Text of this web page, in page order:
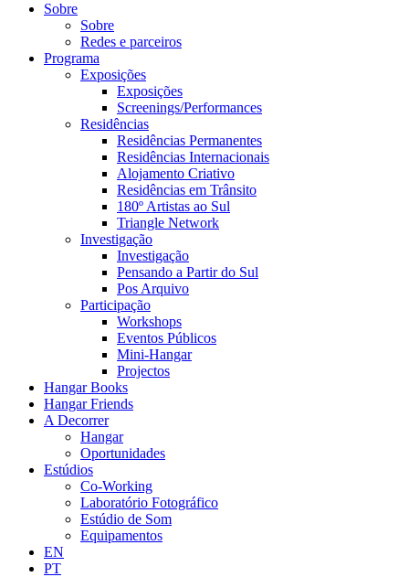
Sobre
Sobre
Redes e parceiros
Programa
Exposições
Exposições
Screenings/Performances
Residências
Residências Permanentes
Residências Internacionais
Alojamento Criativo
Residências em Trânsito
180º Artistas ao Sul
Triangle Network
Investigação
Investigação
Pensando a Partir do Sul
Pos Arquivo
Participação
Workshops
Eventos Públicos
Mini-Hangar
Projectos
Hangar Books
Hangar Friends
A Decorrer
Hangar
Oportunidades
Estúdios
Co-Working
Laboratório Fotográfico
Estúdio de Som
Equipamentos
EN
PT